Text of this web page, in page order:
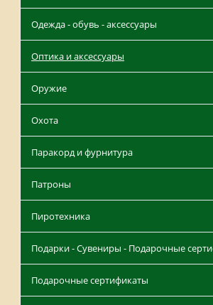
Одежда - обувь - аксессуары
Оптика и аксессуары
Оружие
Охота
Паракорд и фурнитура
Патроны
Пиротехника
Подарки - Сувениры - Подарочные
Подарочные сертификаты